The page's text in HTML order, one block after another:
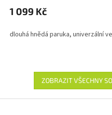
1 099 Kč
dlouhá hnědá paruka, univerzální
ZOBRAZIT VŠECHNY